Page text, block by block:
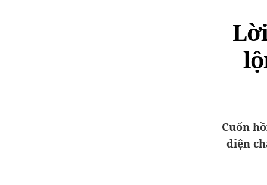
Cuốn
diện